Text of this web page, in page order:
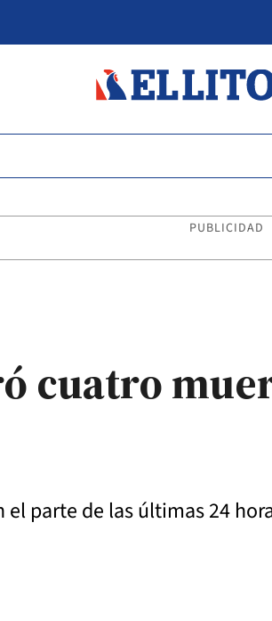
PUBLICIDAD
cuatro
parte de las últimas 24